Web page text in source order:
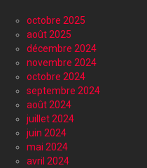
octobre 2025
août 2025
décembre 2024
novembre 2024
octobre 2024
septembre 2024
août 2024
juillet 2024
juin 2024
mai 2024
avril 2024